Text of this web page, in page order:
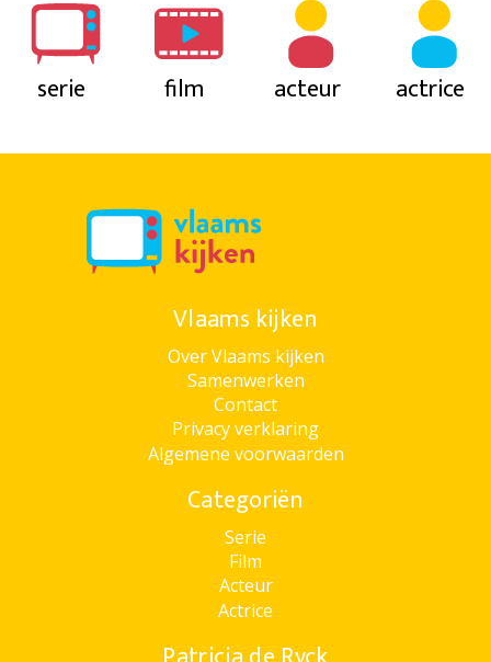
serie film acteur actrice
Vlaams kijken
Over Vlaams kijken
Samenwerken
Contact
Privacy verklaring
Algemene voorwaarden
Categoriën
Serie
Film
Acteur
Actrice